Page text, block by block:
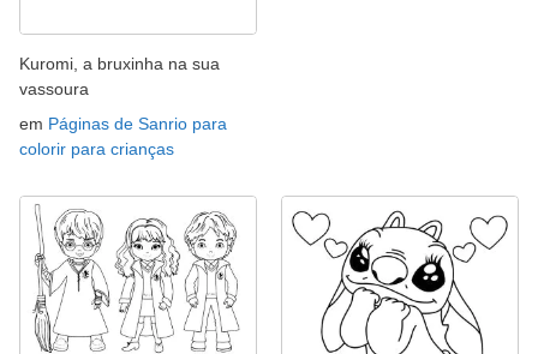
Kuromi, a bruxinha na sua
vassoura
em Páginas de Sanrio para
colorir para crianças